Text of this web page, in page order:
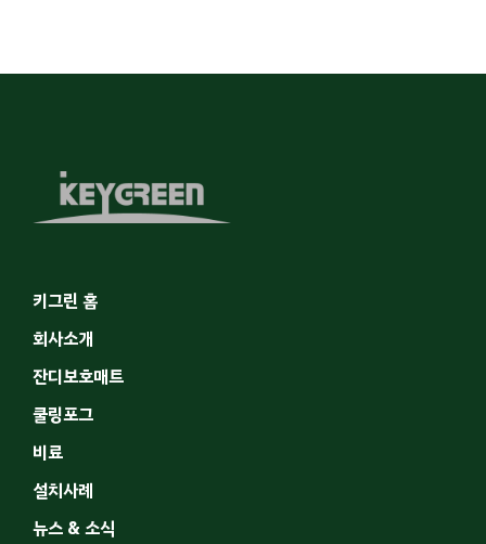
키그린 홈
회사소개
잔디보호매트
쿨링포그
비료
설치사례
뉴스 & 소식